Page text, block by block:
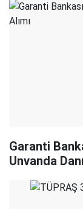
Garanti
Unvanda